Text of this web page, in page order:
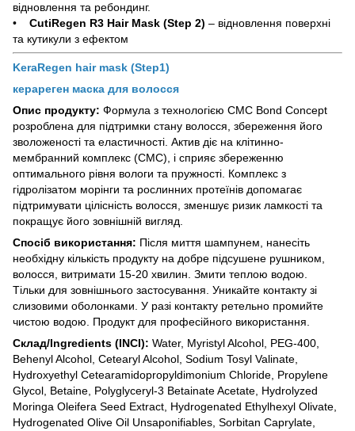
відновлення та ребондинг.
•
CutiRegen R3 Hair Mask (Step 2) – відновлення поверхні
та кутикули з ефектом
KeraRegen hair mask (Step1)
керареген маска для волосся
Опис продукту: Формула з технологією CMC Bond Concept
розроблена для підтримки стану волосся, збереження його
зволоженості та еластичності. Актив діє на клітинно-
мембранний комплекс (CMC), і сприяє збереженню
оптимального рівня вологи та пружності. Комплекс з
гідролізатом морінги та рослинних протеїнів допомагає
підтримувати цілісність волосся, зменшує ризик ламкості та
покращує його зовнішній вигляд.
Спосіб використання: Після миття шампунем, нанесіть
необхідну кількість продукту на добре підсушене рушником,
волосся, витримати 15-20 хвилин. Змити теплою водою.
Тільки для зовнішнього застосування. Уникайте контакту зі
слизовими оболонками. У разі контакту ретельно промийте
чистою водою. Продукт для професійного використання.
Склад/Ingredients (INCI): Water, Myristyl Alcohol, PEG-400,
Behenyl Alcohol, Cetearyl Alcohol, Sodium Tosyl Valinate,
Hydroxyethyl Cetearamidopropyldimonium Chloride, Propylene
Glycol, Betaine, Polyglyceryl-3 Betainate Acetate, Hydrolyzed
Moringa Oleifera Seed Extract, Hydrogenated Ethylhexyl Olivate,
Hydrogenated Olive Oil Unsaponifiables, Sorbitan Caprylate,